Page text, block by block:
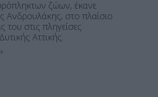
ζώων, έκανε
Ανδρουλάκης, στο πλαίσιο
του στις πληγείσες
Αττικής.